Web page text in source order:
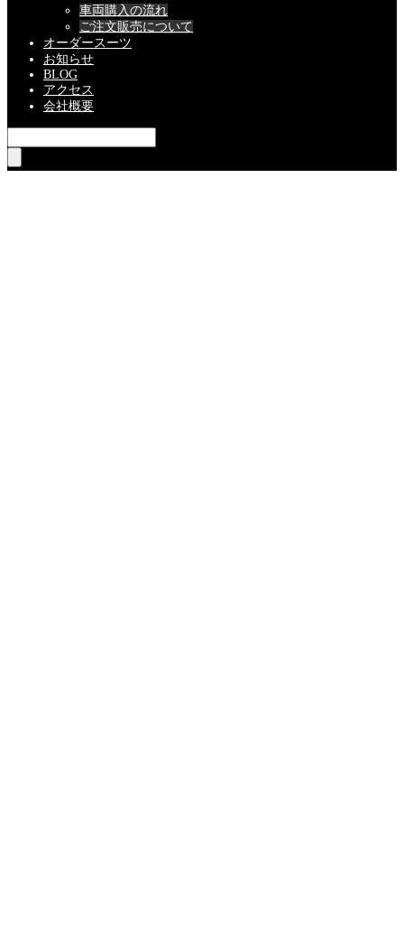
車両購入の流れ
ご注文販売について
オーダースーツ
お知らせ
BLOG
アクセス
会社概要